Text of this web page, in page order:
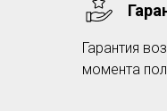
Гарантия
момента